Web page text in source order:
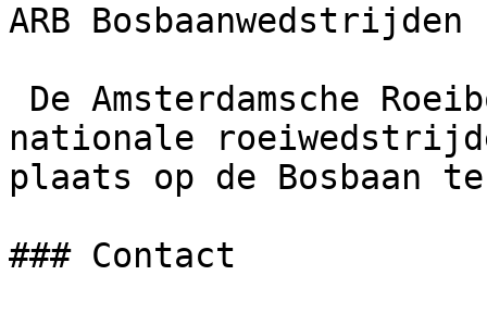
ARB Bosbaanwedstrijden
nationale
plaats op de Bosbaan
### Contact